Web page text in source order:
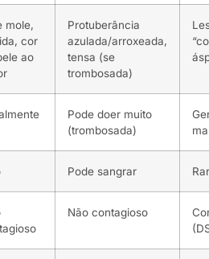
mole,
cor
ao
Protuberância
azulada/arroxeada,
tensa (se
trombosada)
Pode doer muito
(trombosada)
Pode sangrar
Não contagioso